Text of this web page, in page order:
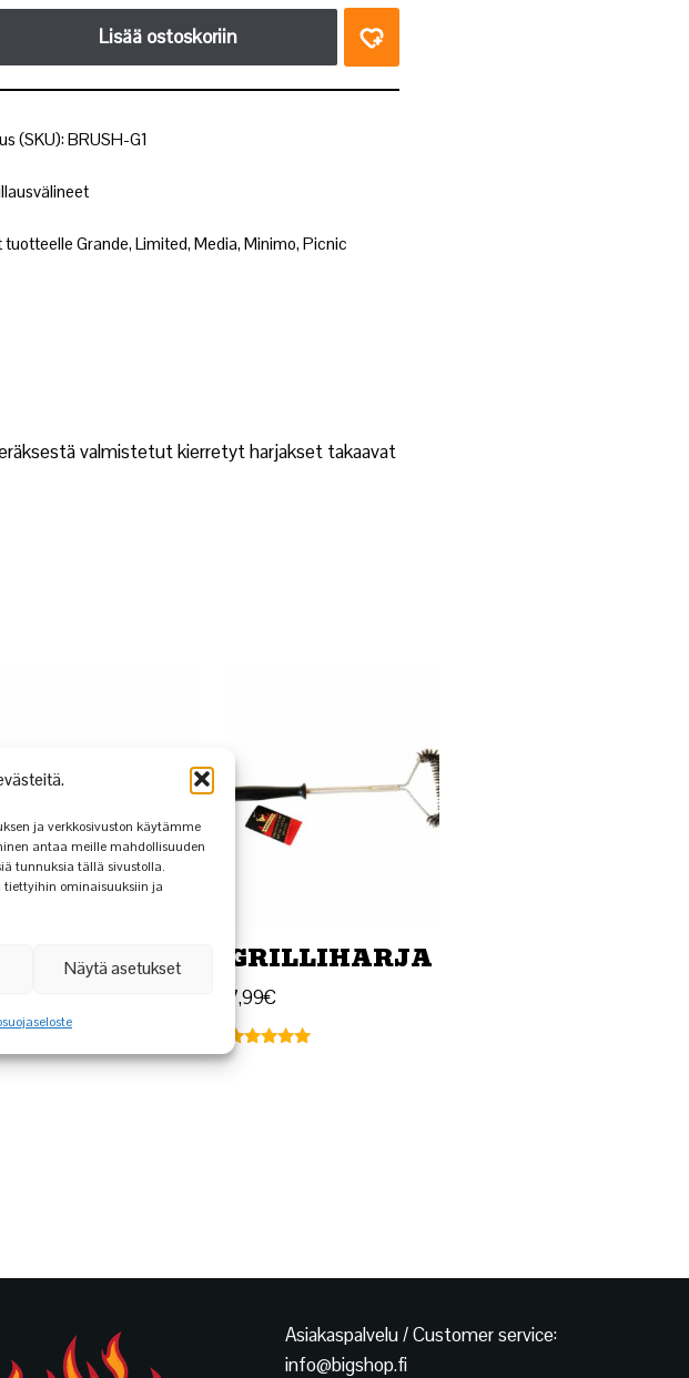
ja verkkosivuston käytämme
antaa meille mahdollisuuden
tunnuksia tällä sivustolla.
ominaisuuksiin ja
Näytä asetukset
Lisää ostoskoriin
(SKU):BRUSH-G1
tuotteelleGrande,Limited,Media,Minimo,Picnic
valmistetut kierretyt harjakset takaavat
GRILLIHARJA
7,99€
Arvostelu
Asiakaspalvelu / Customer service:
info@bigshop.fi